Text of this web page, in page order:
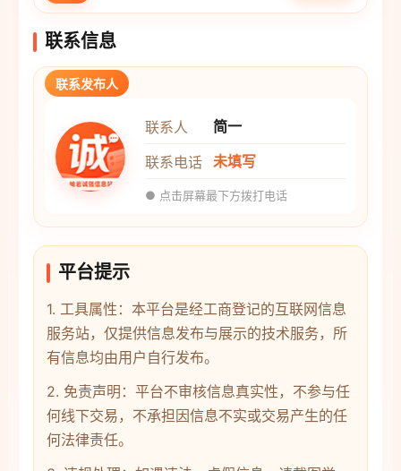
联系信息
联系发布人
联系人
简一
联系电话 未填写
● 点击屏幕最下方拨打电话
平台提示
1. 工具属性：本平台是经工商登记的互联网信息
服务站，仅提供信息发布与展示的技术服务，所
有信息均由用户自行发布。
2. 免责声明：平台不审核信息真实性，不参与任
何线下交易，不承担因信息不实或交易产生的任
何法律责任。